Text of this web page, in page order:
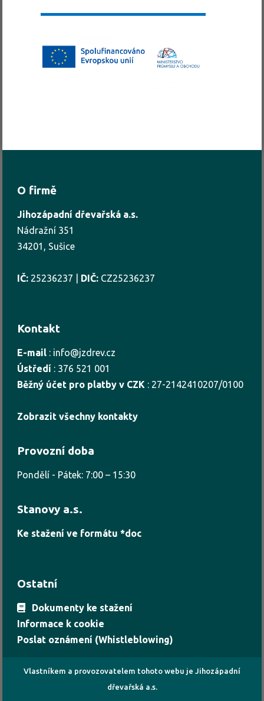
O firmě
Jihozápadní dřevařská a.s.
Nádražní 351
34201, Sušice
IČ: 25236237 | DIČ: CZ25236237
Kontakt
E-mail : info@jzdrev.cz
Ústředí : 376 521 001
Běžný účet pro platby v CZK : 27-2142410207/0100
Zobrazit všechny kontakty
Provozní doba
Pondělí - Pátek: 7:00 – 15:30
Stanovy a.s.
Ke stažení ve formátu *doc
Ostatní
Dokumenty ke stažení
Informace k cookie
Poslat oznámení (Whistleblowing)
Vlastníkem a provozovatelem tohoto webu je Jihozápadní
dřevařská a.s.